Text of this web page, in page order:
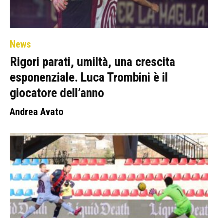
News
Rigori parati, umiltà, una crescita
esponenziale. Luca Trombini è il
giocatore dell’anno
Andrea Avato